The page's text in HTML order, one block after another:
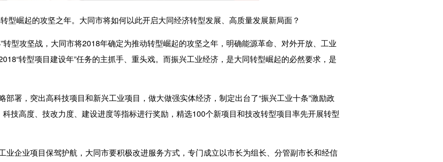
型崛起的攻坚之年。大同市将如何以此开启大同经济转型发展、高质量发展新局面？
”转型攻坚战，大同市将2018年确定为推动转型崛起的攻坚之年，明确能源革命、对外开放、工业
转型项目建设年”任务的主抓手、重头戏。而振兴工业经济，是大同转型崛起的必然要求，是
署，突出高科技项目和新兴工业项目，做大做强实体经济，制定出台了“振兴工业十条”激励政
技高度、技改力度、建设进度等指标进行奖励，精选100个新项目和技改转型项目率先开展转型
企业项目保驾护航，大同市要积极改进服务方式，专门成立以市长为组长、分管副市长和经信